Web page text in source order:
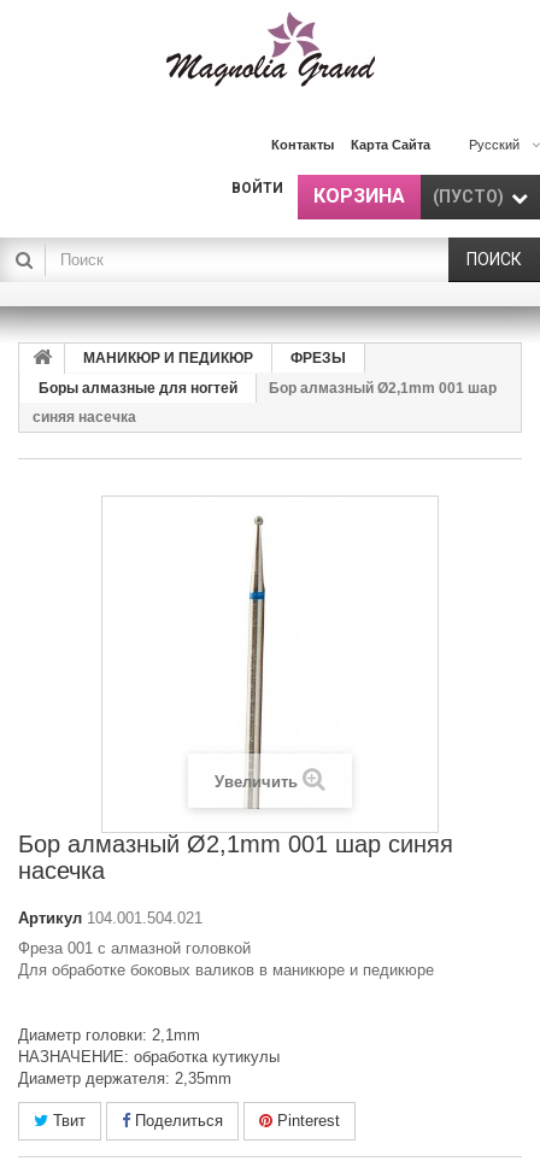
Русский
Контакты Карта Сайта
КОРЗИНА (ПУСТО)
ВОЙТИ
ПОИСК
МАНИКЮР И ПЕДИКЮР
ФРЕЗЫ
Боры алмазные для ногтей
Бор алмазный Ø2,1mm 001 шар
синяя насечка
Увеличить
Бор алмазный Ø2,1mm 001 шар синяя
насечка
Артикул 104.001.504.021
Фреза 001 с алмазной головкой
Для обработке боковых валиков в маникюре и педикюре
Диаметр головки: 2,1mm
НАЗНАЧЕНИЕ: обработка кутикулы
Диаметр держателя: 2,35mm
Твит Поделиться Pinterest